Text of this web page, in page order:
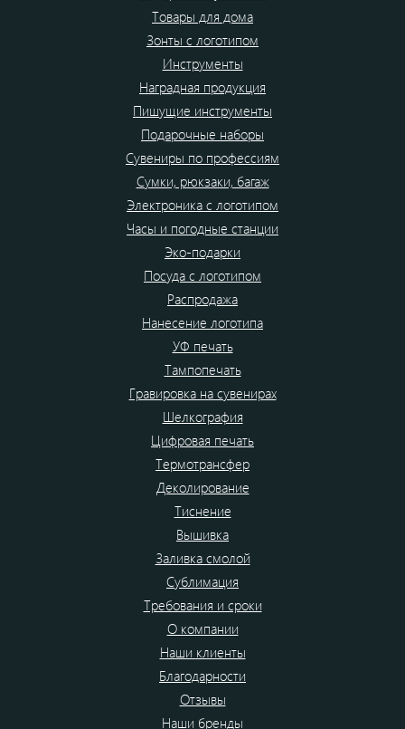
Товары для дома
Зонты с логотипом
Инструменты
Наградная продукция
Пишущие инструменты
Подарочные наборы
Сувениры по профессиям
Сумки, рюкзаки, багаж
Электроника с логотипом
Часы и погодные станции
Эко-подарки
Посуда с логотипом
Распродажа
Нанесение логотипа
УФ печать
Тампопечать
Гравировка на сувенирах
Шелкография
Цифровая печать
Термотрансфер
Деколирование
Тиснение
Вышивка
Заливка смолой
Сублимация
Требования и сроки
О компании
Наши клиенты
Благодарности
Отзывы
Наши бренды